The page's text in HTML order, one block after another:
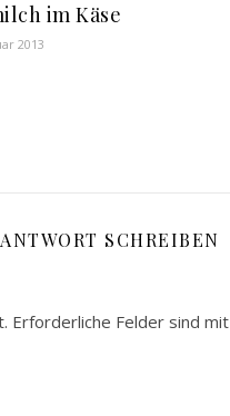
im Käse
2013
SCHREIBEN
Erforderliche Felder sind mit